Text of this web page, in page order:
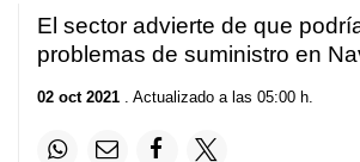
El sector advierte de que
problemas de suministro en
02 oct 2021 . Actualizado a las 05:00 h.